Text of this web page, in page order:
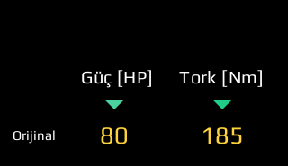
Güç [HP] Tork [Nm]
Orijinal 80 185